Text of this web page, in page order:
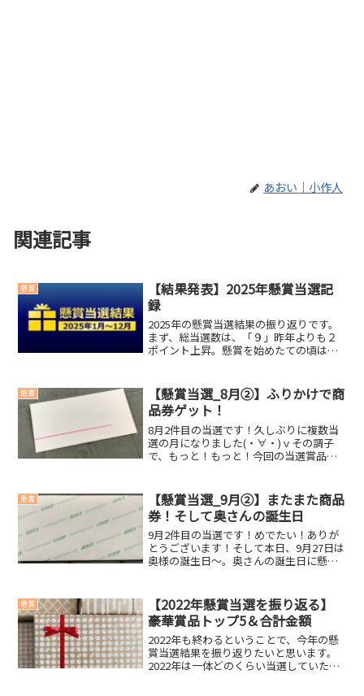
あおい｜小作人
関連記事
懸賞
【結果発表】2025年懸賞当選記
録
2025年の懸賞当選結果の振り返りです。
まず、総当選数は、「９」昨年よりも２
ポイント上昇。懸賞を始めたての頃はも
体どうなったのか？2025年の高額賞品ト
ップ３第３...
懸賞
【懸賞当選_8月②】ふりかけで商
品券ゲット！
8月2件目の当選です！久しぶりに複数当
選の月になりました(・∀・)ｖその調子
で、もっと！もっと！今回の当選賞品
鶏肉を買います～。今回当選したキャン
ペーン◆ 選べる...
懸賞
【懸賞当選_9月②】またまた商品
券！そして奥さんの誕生日
9月2件目の当選です！めでたい！ありが
とうございます！そして本日、9月27日は
奥様の誕生日～。奥さんの誕生日に懸賞
1,000円分商品券は、なんぼ貰っても困り
ませんからね...
懸賞
【2022年懸賞当選を振り返る】
豪華賞品トップ5＆合計金額
2022年も終わるということで、今年の懸
賞当選結果を振り返りたいと思います。
2022年は一体どのくらい当選していたの